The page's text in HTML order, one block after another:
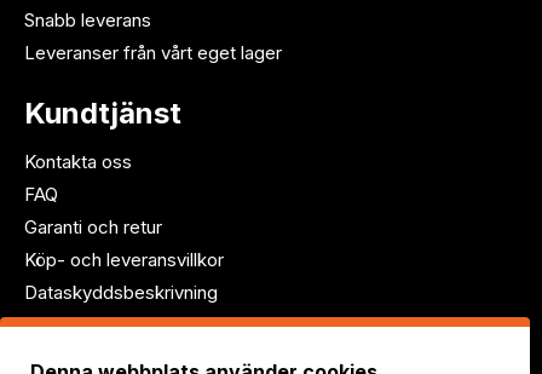
Snabb leverans
Leveranser från vårt eget lager
Kundtjänst
Kontakta oss
FAQ
Garanti och retur
Köp- och leveransvillkor
Dataskyddsbeskrivning
Följ oss!